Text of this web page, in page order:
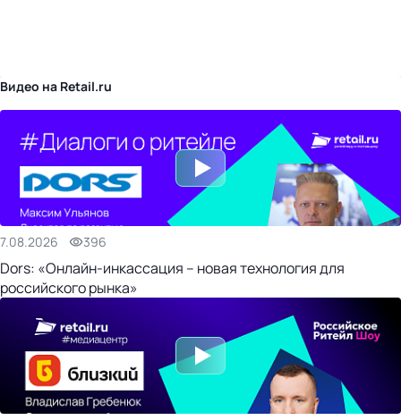
Видео на Retail.ru
7.08.2026 396
Dors: «Онлайн-инкассация – новая технология для
российского рынка»